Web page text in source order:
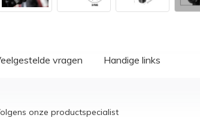
vragen Handige links
onze productspecialist